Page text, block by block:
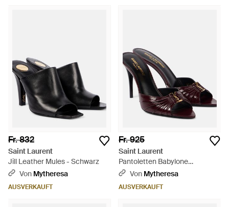
Fr. 832
Saint Laurent
Jill Leather Mules - Schwarz
Von Mytheresa
AUSVERKAUFT
Fr. 925
Saint Laurent
Pantoletten Babylone
Cassandre 90 Aus Leder - Rot
Von Mytheresa
AUSVERKAUFT